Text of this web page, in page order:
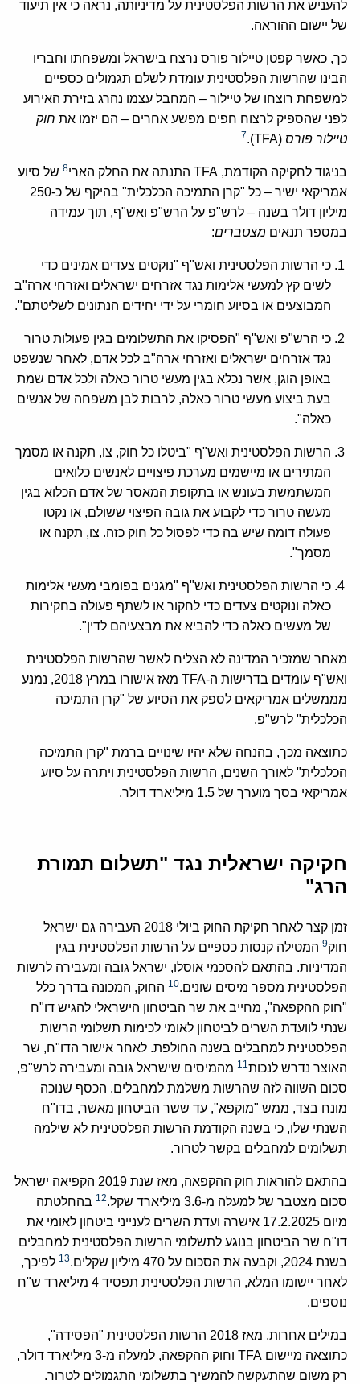
להעניש את הרשות הפלסטינית על מדיניותה, נראה כי אין תיעוד
של יישום ההוראה.
כך, כאשר קפטן טיילור פורס נרצח בישראל ומשפחתו וחבריו
הבינו שהרשות הפלסטינית עומדת לשלם תגמולים כספיים
למשפחת רוצחו של טיילור – המחבל עצמו נהרג בזירת האירוע
לפני שהספיק לרצוח חפים מפשע אחרים – הם יזמו את חוק
טיילור פורס (TFA).
7
בניגוד לחקיקה הקודמת, TFA התנתה את החלק הארי 8 של סיוע
אמריקאי ישיר – כל "קרן התמיכה הכלכלית" בהיקף של כ-250
מיליון דולר בשנה – לרש"פ על הרש"פ ואש"ף, תוך עמידה
במספר תנאים מצטברים:
כי הרשות הפלסטינית ואש"ף "נוקטים צעדים אמינים כדי
לשים קץ למעשי אלימות נגד אזרחים ישראלים ואזרחי ארה"ב
המבוצעים או בסיוע חומרי על ידי יחידים הנתונים לשליטתם".
כי הרש"פ ואש"ף "הפסיקו את התשלומים בגין פעולות טרור
נגד אזרחים ישראלים ואזרחי ארה"ב לכל אדם, לאחר שנשפט
באופן הוגן, אשר נכלא בגין מעשי טרור כאלה ולכל אדם שמת
בעת ביצוע מעשי טרור כאלה, לרבות לבן משפחה של אנשים
כאלה".
הרשות הפלסטינית ואש"ף "ביטלו כל חוק, צו, תקנה או מסמך
המתירים או מיישמים מערכת פיצויים לאנשים כלואים
המשתמשת בעונש או בתקופת המאסר של אדם הכלוא בגין
מעשה טרור כדי לקבוע את גובה הפיצוי ששולם, או נקטו
פעולה דומה שיש בה כדי לפסול כל חוק כזה. צו, תקנה או
מסמך".
כי הרשות הפלסטינית ואש"ף "מגנים בפומבי מעשי אלימות
כאלה ונוקטים צעדים כדי לחקור או לשתף פעולה בחקירות
של מעשים כאלה כדי להביא את מבצעיהם לדין".
מאחר שמזכיר המדינה לא הצליח לאשר שהרשות הפלסטינית
ואש"ף עומדים בדרישות ה-TFA מאז אישורו במרץ 2018, נמנע
מממשלים אמריקאים לספק את הסיוע של "קרן התמיכה
הכלכלית" לרש"פ.
כתוצאה מכך, בהנחה שלא יהיו שינויים ברמת "קרן התמיכה
הכלכלית" לאורך השנים, הרשות הפלסטינית ויתרה על סיוע
אמריקאי בסך מוערך של 1.5 מיליארד דולר.
חקיקה ישראלית נגד "תשלום תמורת
הרג"
זמן קצר לאחר חקיקת החוק ביולי 2018 העבירה גם ישראל
חוק9 המטילה קנסות כספיים על הרשות הפלסטינית בגין
המדיניות. בהתאם להסכמי אוסלו, ישראל גובה ומעבירה לרשות
הפלסטינית מספר מיסים שונים.10 החוק, המכונה בדרך כלל
"חוק ההקפאה", מחייב את שר הביטחון הישראלי להגיש דו"ח
שנתי לוועדת השרים לביטחון לאומי לכימות תשלומי הרשות
הפלסטינית למחבלים בשנה החולפת. לאחר אישור הדו"ח, שר
האוצר נדרש לנכות11 מהמיסים שישראל גובה ומעבירה לרש"פ,
סכום השווה לזה שהרשות משלמת למחבלים. הכסף שנוכה
מונח בצד, ממש "מוקפא", עד ששר הביטחון מאשר, בדו"ח
השנתי שלו, כי בשנה הקודמת הרשות הפלסטינית לא שילמה
תשלומים למחבלים בקשר לטרור.
בהתאם להוראות חוק ההקפאה, מאז שנת 2019 הקפיאה ישראל
סכום מצטבר של למעלה מ-3.6 מיליארד שקל.
12 בהחלטתה
מיום 17.2.2025 אישרה ועדת השרים לענייני ביטחון לאומי את
דו"ח שר הביטחון בנוגע לתשלומי הרשות הפלסטינית למחבלים
בשנת 2024, וקבעה את הסכום על 470 מיליון שקלים.
13 לפיכך,
לאחר יישומו המלא, הרשות הפלסטינית תפסיד 4 מיליארד ש"ח
נוספים.
במילים אחרות, מאז 2018 הרשות הפלסטינית "הפסידה",
כתוצאה מיישום TFA וחוק ההקפאה, למעלה מ-3 מיליארד דולר,
רק משום שהתעקשה להמשיך בתשלומי התגמולים לטרור.